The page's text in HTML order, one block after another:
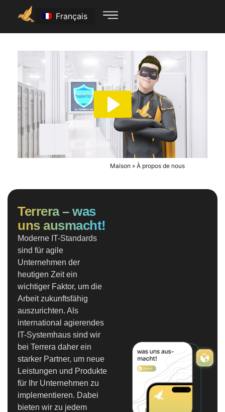
Français
Maison » À propos de nous
Terrera – was
uns ausmacht!
Moderne IT-Standards
sind für agile
Unternehmen der
heutigen Zeit ein
wichtiger Faktor, um die
Arbeit zukunftsfähig
auszurichten. Als
international agierendes
IT-Systemhaus sind wir
bei Terrera daher ein
starker Partner, um neue
Leistungen und Produkte
für Ihr Unternehmen zu
implementieren. Dabei
bieten wir zu jedem